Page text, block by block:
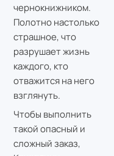
чернокнижником.
Полотно настолько
страшное, что
разрушает жизнь
каждого, кто
отважится на него
взглянуть.
Чтобы выполнить
такой опасный и
сложный заказ,